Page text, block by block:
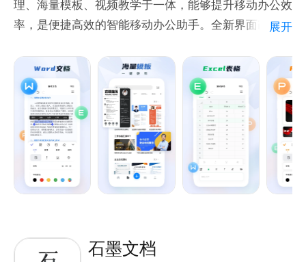
在线考试自动改，考试成绩自助查，线上考试也有紧张
感；
实名制签到打卡，安全智能防代打；
●远程会议
多人远程音视频会议，一键发起，扫码参会；
边看文档边开会，即时修改、协作编辑，远程演示也如
近在眼前；
网课在线课堂，授课讲解毫不卡顿；
微信公众号：金山文档
理、海量模板、视频教学于一体，能够提升移动办公效
率，是便捷高效的智能移动办公助手。全新界面改版来
率事倍功半。
——应用简介——
《在线编辑》：手机在线编辑，一键分享，手机办公更
便捷。
《实用模板》：海量实用模板上新了，个人简历、招聘
海报、常用合同等你来用。
《精品课程》：word实用小技巧，word从零入门教
展开
石墨文档